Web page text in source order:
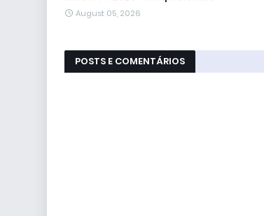
August 05, 2026
POSTS E COMENTÁRIOS